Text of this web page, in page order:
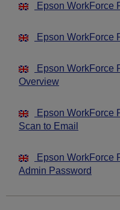
Epson WorkForce
Epson WorkForce
Epson WorkForce
Overview
Epson WorkForce
Scan to Email
Epson WorkForce
Admin Password